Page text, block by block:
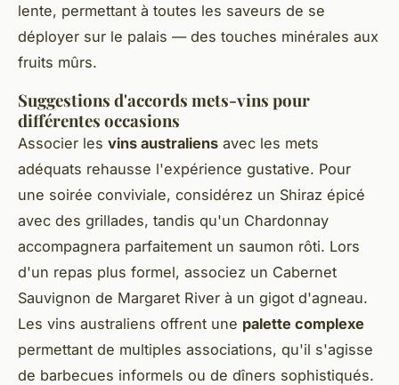
lente, permettant à toutes les saveurs de se
déployer sur le palais — des touches minérales aux
fruits mûrs.
Suggestions d'accords mets-vins pour
différentes occasions
Associer les vins australiens avec les mets
adéquats rehausse l'expérience gustative. Pour
une soirée conviviale, considérez un Shiraz épicé
avec des grillades, tandis qu'un Chardonnay
accompagnera parfaitement un saumon rôti. Lors
d'un repas plus formel, associez un Cabernet
Sauvignon de Margaret River à un gigot d'agneau.
Les vins australiens offrent une palette complexe
permettant de multiples associations, qu'il s'agisse
de barbecues informels ou de dîners sophistiqués.